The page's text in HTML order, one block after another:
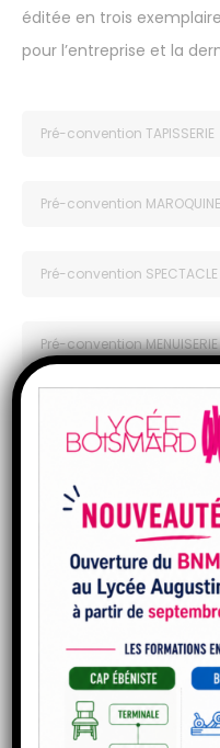
éditée en trois
pour l’entreprise et la
Pré-convention TAPISSERIE
Pré-convention
Pré-convention SPECTACLE
Pré-convention MENUISERIE
Pré-convention SELLERIE
Pré-convention TROISIÈME
Une fois le stage
remplisse l’attestation
professionnelles.